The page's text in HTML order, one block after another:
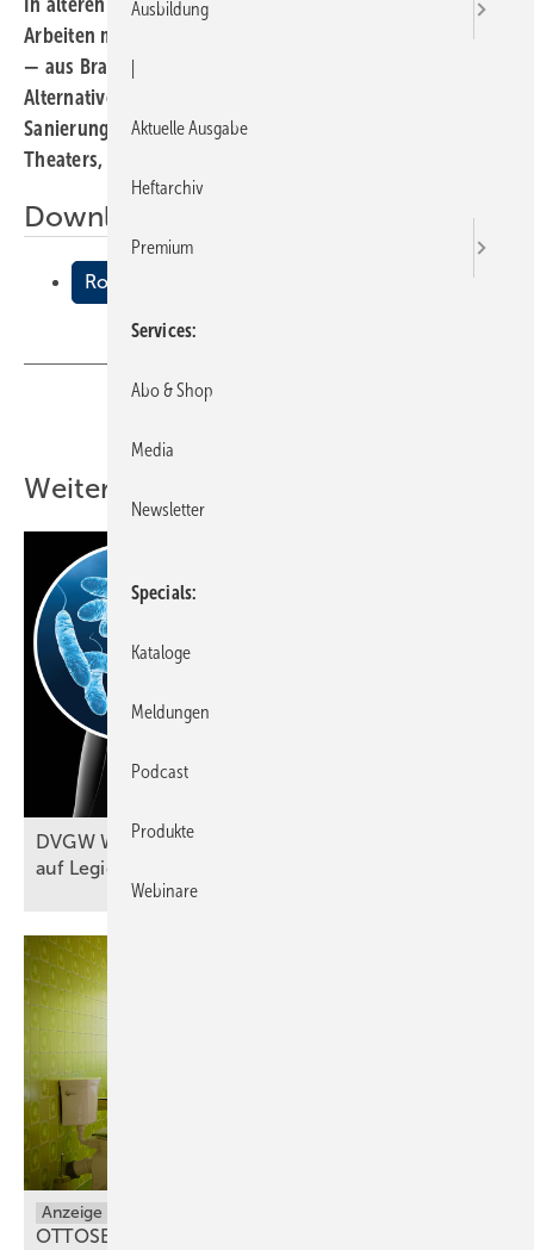
Arbeiten mit offener Flamme — wie Löten und Schweißen
— aus Brandschutzgründen oft nicht gestattet. Als
Alternative bietet sich das Verpressen an. So auch bei der
Sanierung der haustechnischen Anlagen des Duisburger
Theaters, von der wir im Folgenden berichten.
Downloads:
Rohrleitungen “kalt“ erneuert
Weitere Inhalte
DVGW W 551-1 (A): Probennahmen
auf Legionellen im
Anzeige
OTTOSEAL® S 100: Gewinnspiel zum 50-jährigen
Ausbildung
Aktuelle Ausgabe
Heftarchiv
Premium
Services
Abo & Shop
Media
Newsletter
Specials
Kataloge
Meldungen
Podcast
Produkte
Webinare